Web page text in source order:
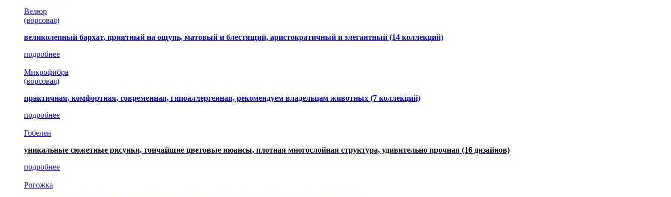
Велюр
(ворсовая)
великолепный бархат, приятный на ощупь, матовый и блестящий, аристократичный и элегантный (14 коллекций)
подробнее
Микрофибра
(ворсовая)
практичная, комфортная, современная, гипоаллергенная, рекомендуем владельцам животных (7 коллекций)
подробнее
Гобелен
уникальные сюжетные рисунки, тончайшие цветовые нюансы, плотная многослойная структура, удивительно прочная (16 дизайнов)
подробнее
Рогожка